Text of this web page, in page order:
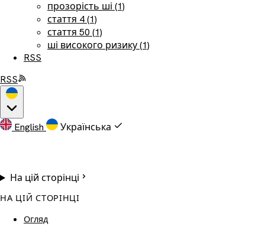
прозорість ші (1)
стаття 4 (1)
стаття 50 (1)
ші високого ризику (1)
RSS
RSS
English Українська
На цій сторінці
НА ЦІЙ СТОРІНЦІ
Огляд